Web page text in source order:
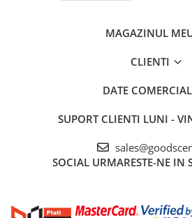
MAGAZINUL
CLIENTI
DATE
SUPORT CLIENTI LUNI -
SOCIAL URMARESTE-NE IN